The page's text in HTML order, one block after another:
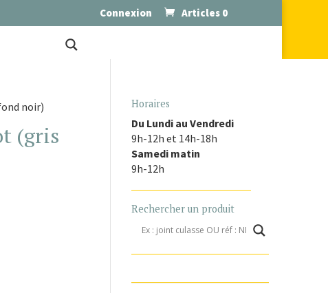
Connexion Articles 0
noir)
(gris
Horaires
Du Lundi au Vendredi
9h-12h et 14h-18h
Samedi matin
9h-12h
Rechercher un produit